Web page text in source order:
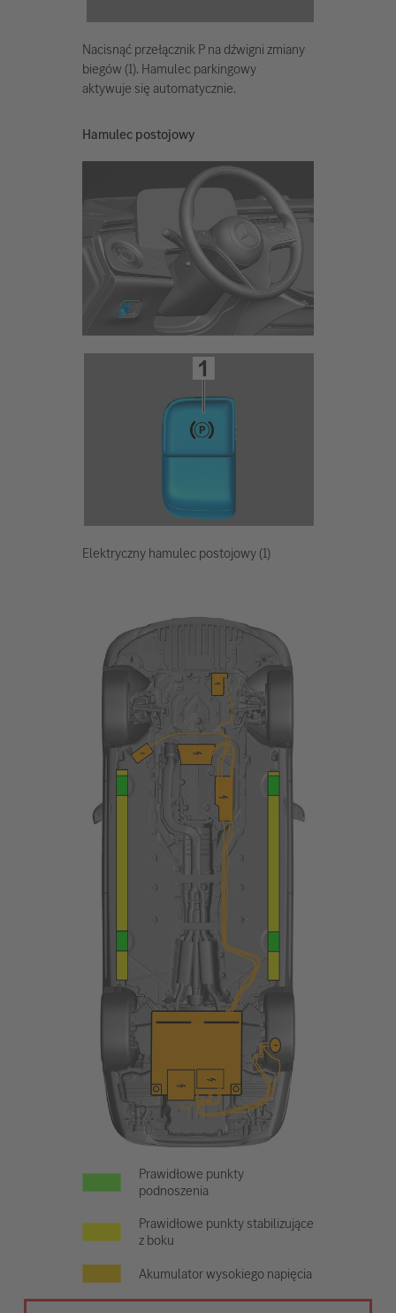
Nacisnąć przełącznik P na dźwigni zmiany
biegów (1). Hamulec parkingowy
aktywuje się automatycznie.
Hamulec postojowy
Elektryczny hamulec postojowy (1)
Prawidłowe punkty
podnoszenia
Prawidłowe punkty stabilizujące
z boku
Akumulator wysokiego napięcia